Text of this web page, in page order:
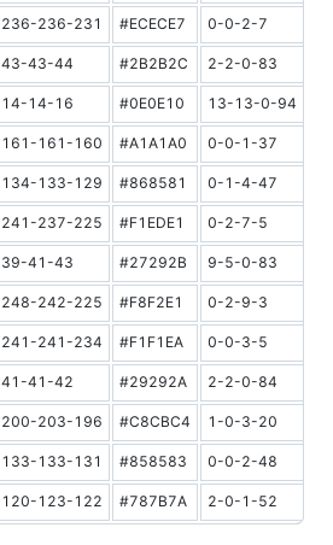
236-236-231 #ECECE7 0-0-2-7
43-43-44 #2B2B2C 2-2-0-83
14-14-16 #0E0E10 13-13-0-94
161-161-160 #A1A1A0 0-0-1-37
134-133-129 #868581 0-1-4-47
241-237-225 #F1EDE1 0-2-7-5
39-41-43 #27292B 9-5-0-83
248-242-225 #F8F2E1 0-2-9-3
241-241-234 #F1F1EA 0-0-3-5
41-41-42 #29292A 2-2-0-84
200-203-196 #C8CBC4 1-0-3-20
133-133-131 #858583 0-0-2-48
120-123-122 #787B7A 2-0-1-52